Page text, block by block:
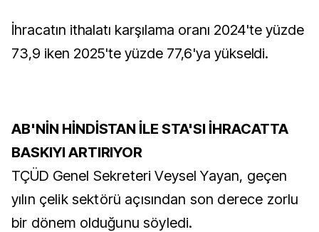
İhracatın ithalatı karşılama oranı 2024'te yüzde
73,9 iken 2025'te yüzde 77,6'ya yükseldi.
AB'NİN HİNDİSTAN İLE STA'SI İHRACATTA
BASKIYI ARTIRIYOR
TÇÜD Genel Sekreteri Veysel Yayan, geçen
yılın çelik sektörü açısından son derece zorlu
bir dönem olduğunu söyledi.